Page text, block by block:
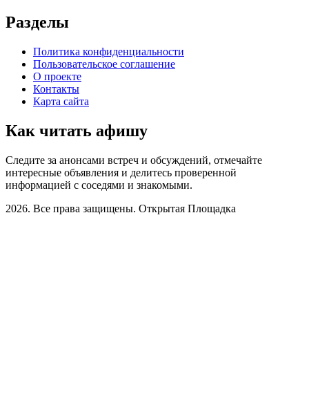
Разделы
Политика конфиденциальности
Пользовательское соглашение
О проекте
Контакты
Карта сайта
Как читать афишу
Следите за анонсами встреч и обсуждений, отмечайте
интересные объявления и делитесь проверенной
информацией с соседями и знакомыми.
2026. Все права защищены. Открытая Площадка